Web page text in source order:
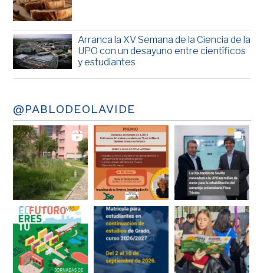
Arranca la XV Semana de la Ciencia de la
UPO con un desayuno entre científicos
y estudiantes
@PABLODEOLAVIDE